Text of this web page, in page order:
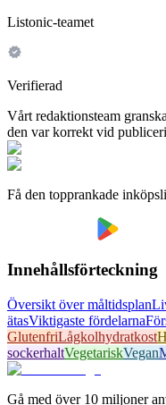
Listonic-teamet
Verifierad
Vårt redaktionsteam
den var korrekt vid
Få den topprankade
Innehållsförteckning
Översikt över måltidsplan
ätasViktigaste fördelarna
GlutenfriLågkolhydratkost
sockerhaltVegetariskVegan
Gå med över 10 miljoner